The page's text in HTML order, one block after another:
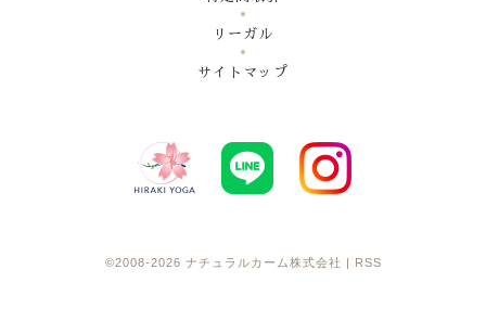
リーガル
サイトマップ
©2008-2026 ナチュラルカーム株式会社 RSS